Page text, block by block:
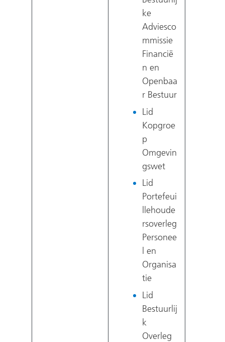
ke
Adviesco
mmissie
Financië
n en
Openbaa
r Bestuur
Lid
Kopgroe
p
Omgevin
gswet
Lid
Portefeui
llehoude
rsoverleg
Personee
l en
Organisa
tie
Lid
Bestuurlij
k
Overleg